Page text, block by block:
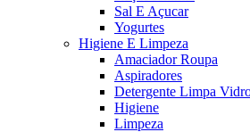
Sal E Açucar
Yogurtes
Higiene E Limpeza
Amaciador Roupa
Aspiradores
Detergente Limpa
Higiene
Limpeza